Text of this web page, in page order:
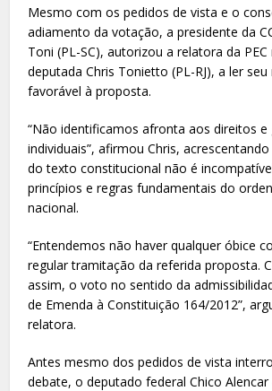
Mesmo com os pedidos de vista e o
adiamento da votação, a presidente da
Toni (PL-SC), autorizou a relatora da
deputada Chris Tonietto (PL-RJ), a ler
favorável à proposta.
“Não identificamos afronta aos direitos e
individuais”, afirmou Chris,
do texto constitucional não é
princípios e regras fundamentais do
nacional.
“Entendemos não haver qualquer óbice
regular tramitação da referida proposta.
assim, o voto no sentido da
de Emenda à Constituição 164/2012”,
relatora.
Antes mesmo dos pedidos de vista
debate, o deputado federal Chico Alencar